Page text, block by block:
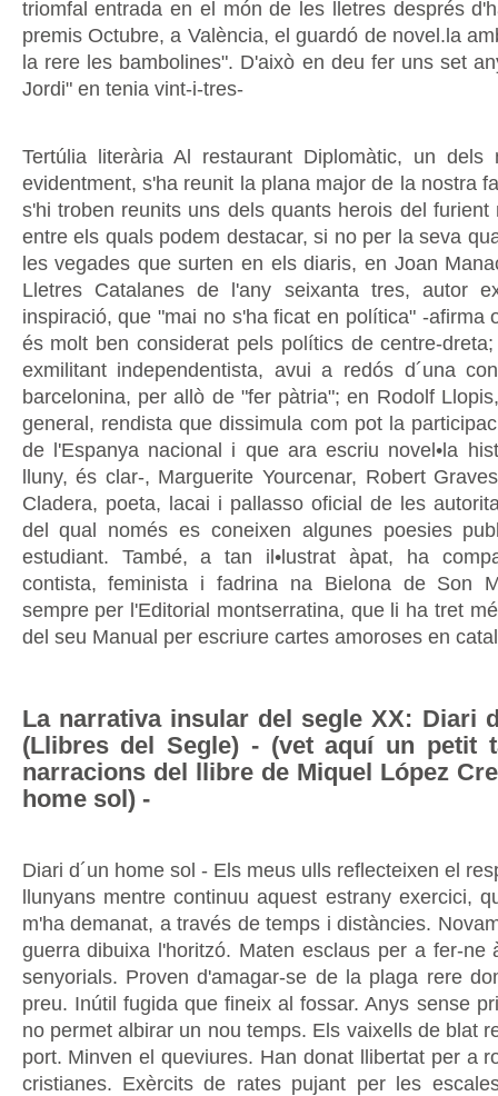
triomfal entrada en el món de les lletres després
premis Octubre, a València, el guardó de novel.la
la rere les bambolines". D'això en deu fer uns set
Jordi" en tenia vint-i-tres-
Tertúlia literària Al restaurant Diplomàtic, un dels
evidentment, s'ha reunit la plana major de la nostra
s'hi troben reunits uns dels quants herois del
entre els quals podem destacar, si no per la seva
les vegades que surten en els diaris, en Joan
Lletres Catalanes de l'any seixanta tres, autor
inspiració, que "mai no s'ha ficat en política" -afirma
és molt ben considerat pels polítics de centre-
exmilitant independentista, avui a redós d´una
barcelonina, per allò de "fer pàtria"; en Rodolf
general, rendista que dissimula com pot la
de l'Espanya nacional i que ara escriu novel•la
lluny, és clar-, Marguerite Yourcenar, Robert
Cladera, poeta, lacai i pallasso oficial de les
del qual només es coneixen algunes poesies
estudiant. També, a tan il•lustrat àpat, ha
contista, feminista i fadrina na Bielona de Son
sempre per l'Editorial montserratina, que li ha tret
del seu Manual per escriure cartes amoroses en
La narrativa insular del segle XX: Diari
(Llibres del Segle) - (vet aquí un petit
narracions del llibre de Miquel López
home sol) -
Diari d´un home sol - Els meus ulls reflecteixen el
llunyans mentre continuu aquest estrany exercici,
m'ha demanat, a través de temps i distàncies.
guerra dibuixa l'horitzó. Maten esclaus per a fer-ne
senyorials. Proven d'amagar-se de la plaga rere
preu. Inútil fugida que fineix al fossar. Anys sense
no permet albirar un nou temps. Els vaixells de blat
port. Minven el queviures. Han donat llibertat per a
cristianes. Exèrcits de rates pujant per les